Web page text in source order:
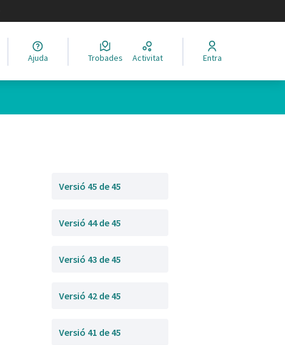
Elegir el idioma
Ajuda Trobades Activitat Entra
Versió 45 de 45
Versió 44 de 45
Versió 43 de 45
Versió 42 de 45
Versió 41 de 45